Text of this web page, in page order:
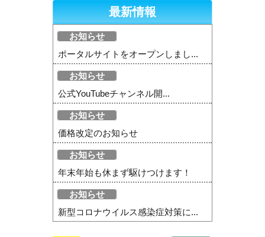
最新情報
お知らせ
ポータルサイトをオープンしまし...
お知らせ
公式YouTubeチャンネル開...
お知らせ
価格改定のお知らせ
お知らせ
年末年始も休まず駆けつけます！
お知らせ
新型コロナウイルス感染症対策に...